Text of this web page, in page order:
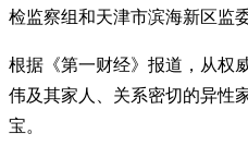
检监察组和天津市滨海新区监
根据《第一财经》报道，从权
伟及其家人、关系密切的异性
宝。